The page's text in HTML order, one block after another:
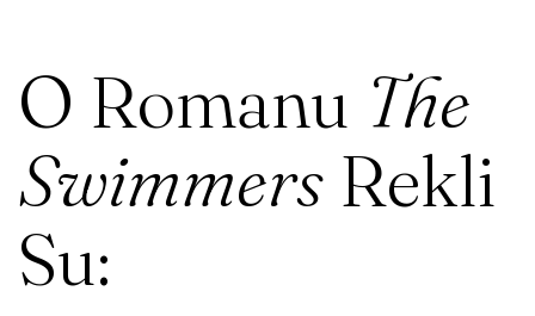
O Romanu The
Swimmers Rekli
Su: